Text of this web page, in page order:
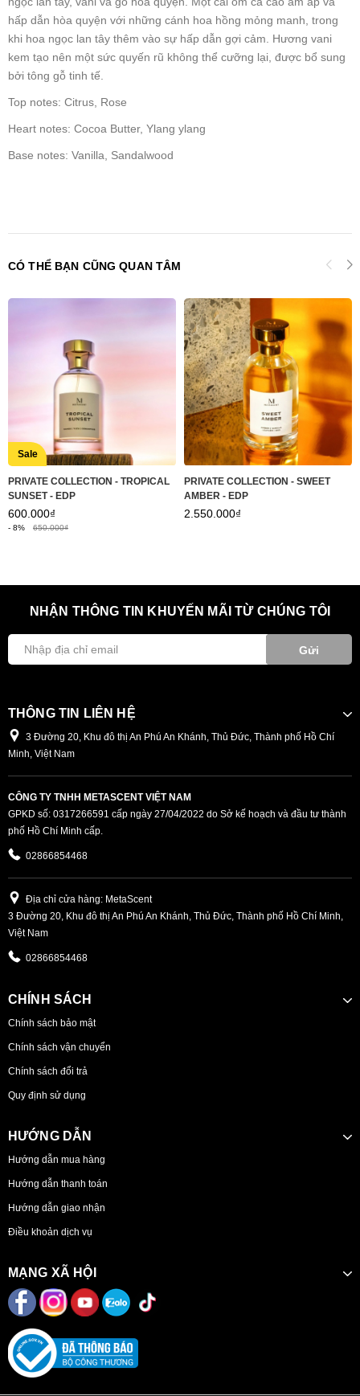
hấp dẫn hòa quyện với những cánh hoa hồng mỏng manh, trong
khi hoa ngọc lan tây thêm vào sự hấp dẫn gợi cảm. Hương vani
kem tạo nên một sức quyến rũ không thể cưỡng lại, được bổ sung
bởi tông gỗ tinh tế.
Top notes: Citrus, Rose
Heart notes: Cocoa Butter, Ylang ylang
Base notes: Vanilla, Sandalwood
CÓ THỂ BẠN CŨNG QUAN TÂM
Sale
PRIVATE COLLECTION - TROPICAL
SUNSET - EDP
600.000₫
- 8% 650.000₫
PRIVATE COLLECTION - SWEET
AMBER - EDP
2.550.000₫
NHẬN THÔNG TIN KHUYẾN MÃI TỪ CHÚNG TÔI
Gửi
THÔNG TIN LIÊN HỆ
3 Đường 20, Khu đô thị An Phú An Khánh, Thủ Đức, Thành phố Hồ Chí
Minh, Việt Nam
CÔNG TY TNHH METASCENT VIỆT NAM
GPKD số: 0317266591 cấp ngày 27/04/2022 do Sở kế hoạch và đầu tư thành
phố Hồ Chí Minh cấp.
02866854468
Địa chỉ cửa hàng: MetaScent
3 Đường 20, Khu đô thị An Phú An Khánh, Thủ Đức, Thành phố Hồ Chí Minh,
Việt Nam
02866854468
CHÍNH SÁCH
Chính sách bảo mật
Chính sách vận chuyển
Chính sách đổi trả
Quy định sử dụng
HƯỚNG DẪN
Hướng dẫn mua hàng
Hướng dẫn thanh toán
Hướng dẫn giao nhận
Điều khoản dịch vụ
MẠNG XÃ HỘI